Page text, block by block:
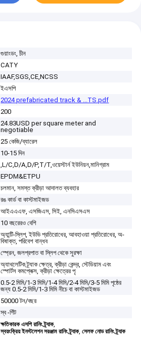
গুয়াংডং, চীন
CATY
IAAF,SGS,CE,NCSS
ইএসপি
2024 prefabricated track & ...TS.pdf
200
24.83USD per square meter and
negotiable
25 কেজি/ব্যারেল
10-15 দিন
,L/C,D/A,D/P,T/T,ওয়েস্টার্ন ইউনিয়ন,মানিগ্রাম
EPDM&ETPU
চলমান, সমস্ত ক্রীড়া আদালত ব্যবহার
রঙ কার্ড বা কাস্টমাইজড
আইএএএফ, এসজিএস, সিই, এনসিএসএস
10 বছরেরও বেশি
অ্যান্টি-স্লিপ, ইউভি প্রতিরোধের, আবহাওয়া প্রতিরোধের, অ-
বিষাক্ত, পরিবেশ বান্ধব
স্প্রেন, জলপ্রপাত বা স্লিপ থেকে সুরক্ষা
অ্যাথলেটিক ট্র্যাক ক্ষেত্র, ক্রীড়া কেন্দ্র, স্টেডিয়াম এবং
স্পোর্টস কমপ্লেক্স, ক্রীড়া ক্ষেত্রের পৃ
0.5-2 মিমি/1-3 মিমি/1-4 মিমি/2-4 মিমি/3-5 মিমি পৃষ্ঠের
জন্য 0.5-2 মিমি/1-3 মিমি নীচে বা কাস্টমাইজড
50000 টন/বছর
স্ব -গিঁট
ক্ষতিকারক এসপি রানিং ট্র্যাক,
স্বয়ংক্রিয় ইনস্টলেশন সরঞ্জাম রানিং ট্র্যাক,সেলফ নোড রানিং ট্র্যাক